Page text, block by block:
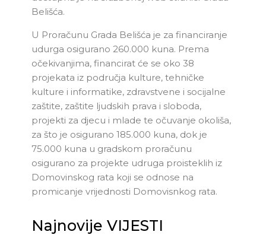
Belišća.
U Proračunu Grada Belišća je za financiranje
udurga osigurano 260.000 kuna. Prema
očekivanjima, financirat će se oko 38
projekata iz područja kulture, tehničke
kulture i informatike, zdravstvene i socijalne
zaštite, zaštite ljudskih prava i sloboda,
projekti za djecu i mlade te očuvanje okoliša,
za što je osigurano 185.000 kuna, dok je
75.000 kuna u gradskom proračunu
osigurano za projekte udruga proisteklih iz
Domovinskog rata koji se odnose na
promicanje vrijednosti Domovisnkog rata.
Najnovije VIJESTI